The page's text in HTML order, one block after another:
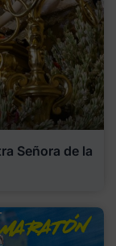
Señora de la